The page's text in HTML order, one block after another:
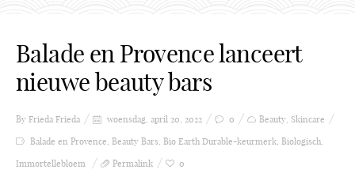
Balade en Provence lanceert
nieuwe beauty bars
By Frieda Frieda woensdag, april 20, 2022 0 Beauty, Skincare
Balade en Provence, Beauty Bars, Bio Earth Durable-keurmerk, Biologisch,
Immortellebloem
Permalink 0